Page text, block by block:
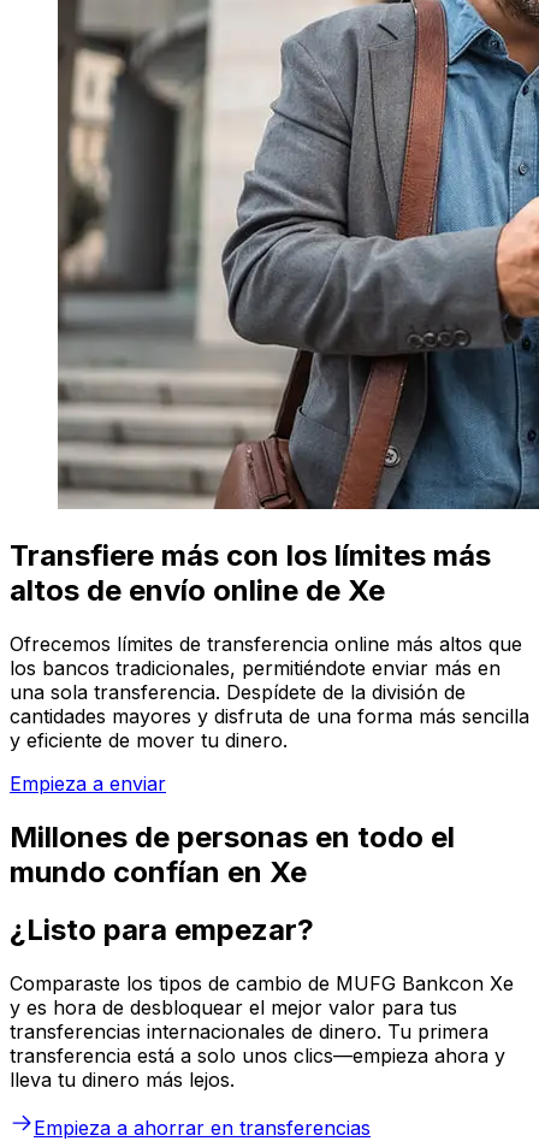
Transfiere más con los límites más
altos de envío online de Xe
Ofrecemos límites de transferencia online más altos que
los bancos tradicionales, permitiéndote enviar más en
una sola transferencia. Despídete de la división de
cantidades mayores y disfruta de una forma más sencilla
y eficiente de mover tu dinero.
Empieza a enviar
Millones de personas en todo el
mundo confían en Xe
¿Listo para empezar?
Comparaste los tipos de cambio de MUFG Bankcon Xe
y es hora de desbloquear el mejor valor para tus
transferencias internacionales de dinero. Tu primera
transferencia está a solo unos clics—empieza ahora y
lleva tu dinero más lejos.
Empieza a ahorrar en transferencias